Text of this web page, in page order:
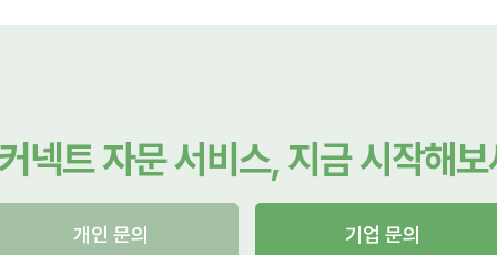
넥트 자문 서비스, 지금 시작해
개인 문의 기업 문의